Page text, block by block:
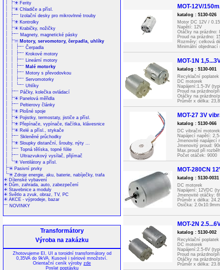
Ferity
Chladiče a přísl.
Izolační desky pro mikrovlnné trouby
Kontrolky
Krabičky, nožičky
Magnety, magnetické pásky
Motory, servomotory, čerpadla, uhlíky
Čerpadla
Krokové motory
Lineární motory
Malé motorky
Motory s převodovkou
Servomotorky
Uhlíky
Páčky, kolečka ovládací
Panelová měřidla
Peltierovy články
Plošné spoje
Pojistky, termostaty, jističe a přísl.
Přepínače, vypínače, tlačítka, klávesnice
Relé a přísl., stykače
Skleněné průchodky
Sloupky distanční, šrouby, nýty ...
Topná tělíska, topné fólie
Ultrazvukový vysílač, přijímač
Ventilátory a přísl.
Pasivní prvky
Zdroje energie, aku, baterie, nabíječky, trafa
Dílenské vybavení
Dům, zahrada, auto, zabezpečení
Stavebnice a moduly
Světlo a zvuk, obraz, TV, PC
AKCE - výprodeje, bazar
NOVINKY
Transformátory
Výroba na zakázku
Zhotovujeme EI, UI a toroidní transformátory od
0,35VA do 9kVA. Kusové i sériové množství.
Orientační ceník výroby zde
Poslat poptávku
Startovací napětí:
Izolační odpor:
Kompatibilita:
MOT-12V/
katalog : 5130-026
Motor DC 12V /
Napětí: 12V
Otáčky na prázdno:
Proud na prázdno:
Rozměry: celková
Minimální
MOT-1N
katalog : 5130-001
Recyklační
DC motorek
Napájení:1.5-3V
Proud na prázdno/
Otáčky na prázdno/
Průměr x délka:
Osička: 2x6.7mm
MOT-27 3V
katalog : 5130-066
DC vibrační motorek
Napájecí napětí:
Jmenovité napájecí
Jmenovitý proud:
Max.proud při
Počet otáček: 9000
Izolační odpor:
Rozměry: průměr
Délka přívodů: 20cm
MOT-280CN
katalog : 5130-0031
DC motorek
Napájení: 12VDC
Jmenovité otáčky:
Průměr x délka:
Osička:
RP280-CN-12280
MOT-2N
katalog : 5130-002
Recyklační
DC motorek
Napájení:2.5-6V
Proud na prázdno/
Otáčky na prázdno/
Průměr x délka:
Osička: 2x10.1mm